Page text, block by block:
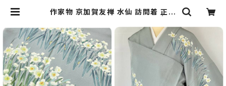
作家物 京加賀友禅 水仙 訪問着 正絹
mono Re:和 [online store] キモ
ノリワ 着物 帯